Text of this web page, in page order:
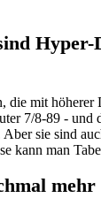
Hyper-
die mit höherer
7/8-89 - und
sie sind
kann man
mehr